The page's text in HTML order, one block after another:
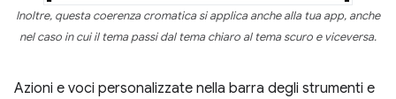
Inoltre, questa coerenza cromatica si applica anche alla tua app, anche
nel caso in cui il tema passi dal tema chiaro al tema scuro e viceversa.
Azioni e voci personalizzate nella barra degli strumenti e